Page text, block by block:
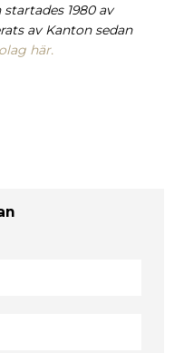
startades 1980 av
av Kanton sedan
här.